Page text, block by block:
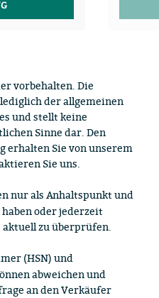
vorbehalten. Die
der allgemeinen
und stellt keine
Sinne dar. Den
erhalten Sie von unserem
Sie uns.
nur als Anhaltspunkt und
oder jederzeit
zu überprüfen.
(HSN) und
abweichen und
an den Verkäufer